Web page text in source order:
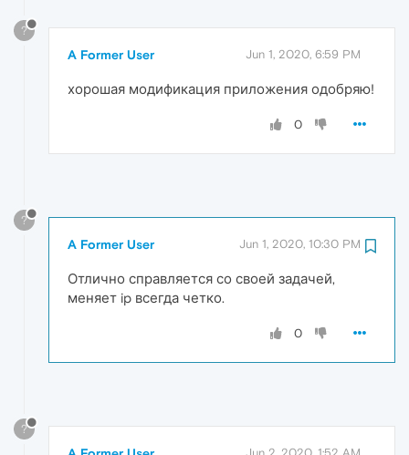
?
A Former User Jun 1, 2020, 6:59 PM
хорошая модификация приложения одобряю!
0
?
A Former User Jun 1, 2020, 10:30 PM
Отлично справляется со своей задачей,
меняет ip всегда четко.
0
?